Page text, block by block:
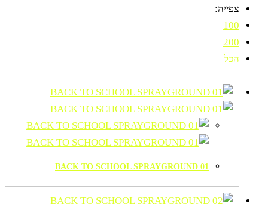
צפייה:
100
200
הכל
BACK TO SCHOOL SPRAYGROUND 01